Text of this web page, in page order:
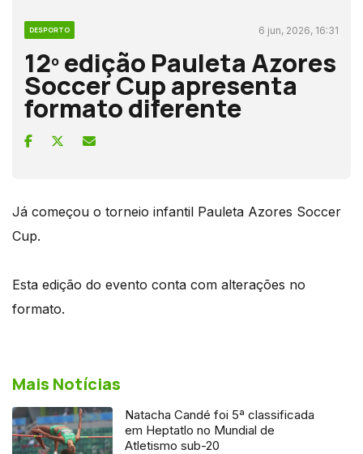
DESPORTO 6 jun, 2026, 16:31
12º edição Pauleta Azores
Soccer Cup apresenta
formato diferente
Já começou o torneio infantil Pauleta Azores Soccer
Cup.
Esta edição do evento conta com alterações no
formato.
Mais Notícias
Natacha Candé foi 5ª classificada
em Heptatlo no Mundial de
Atletismo sub-20